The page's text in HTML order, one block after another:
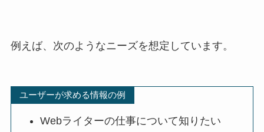
例えば、次のようなニーズを想定しています。
ユーザーが求める情報の例
Webライターの仕事について知りたい